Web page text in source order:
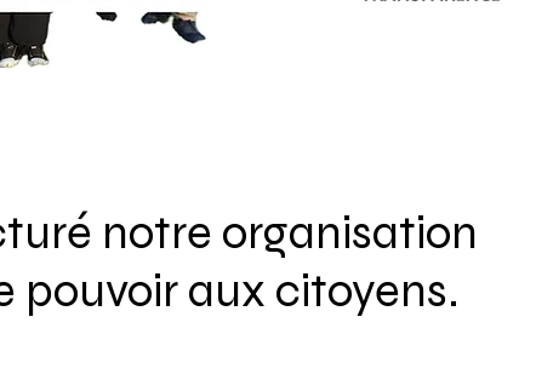
notre organisation
pouvoir aux citoyens.